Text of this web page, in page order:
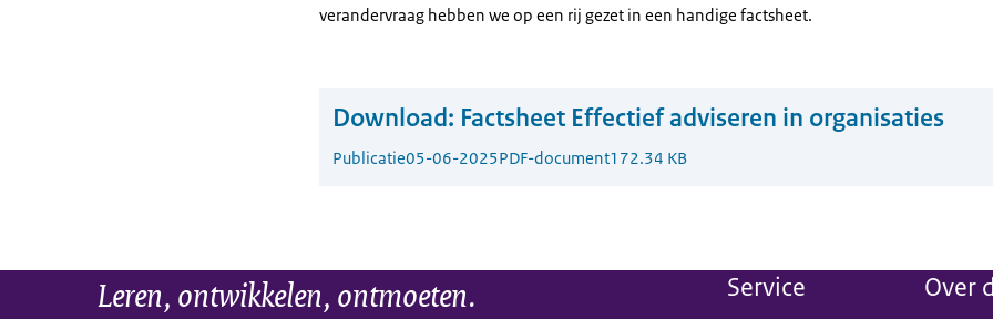
verandervraag hebben we op een rij gezet in een handige factsheet.
Download: Factsheet Effectief adviseren in organisaties
Publicatie05-06-2025PDF-document172.34 KB
Leren, ontwikkelen, ontmoeten. Service Over